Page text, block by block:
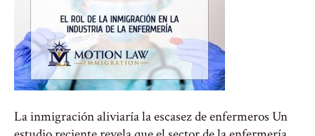
La inmigración aliviaría la escasez de enfermeros Un